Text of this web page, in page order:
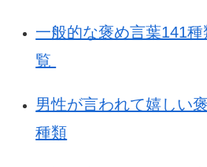
一般的な褒め言葉141
覧
男性が言われて嬉しい
種類